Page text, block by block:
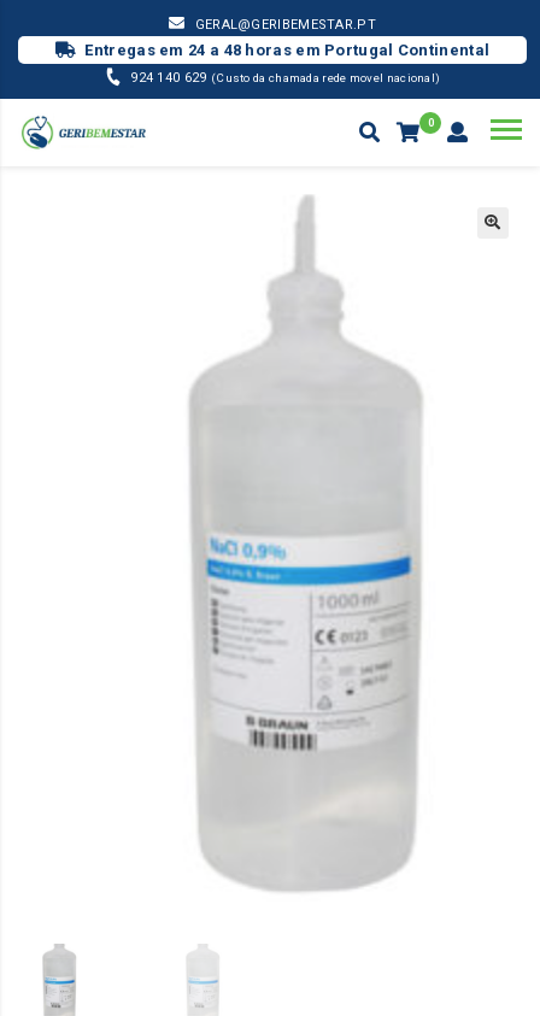
GERAL@GERIBEMESTAR.PT
Entregas em 24 a 48 horas em Portugal Continental
924 140 629 (Custo da chamada rede movel nacional)
0
MATERIAL PENSO SORO FISIOLÓGICO 500 ML ( UNID )